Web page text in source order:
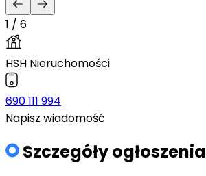
1 / 6
HSH Nieruchomości
690 111 994
Napisz wiadomość
Szczegóły ogłoszenia